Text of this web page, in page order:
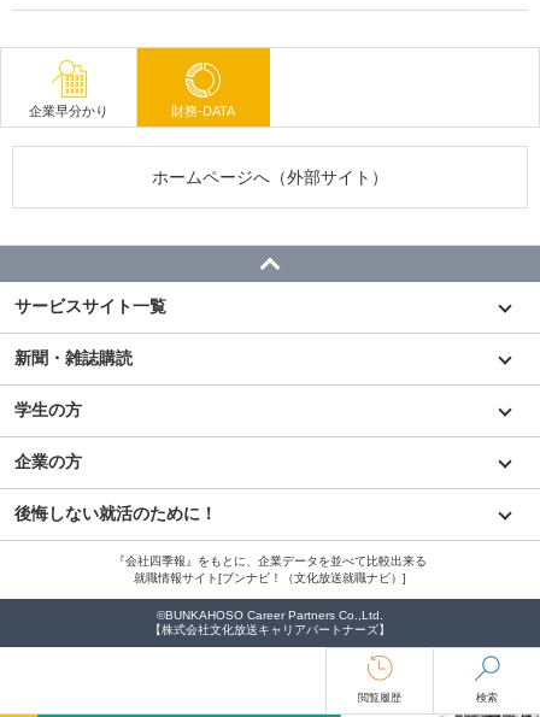
企業早分かり 財務-DATA
ホームページへ（外部サイト）
サービスサイト一覧
新聞・雑誌購読
学生の方
企業の方
後悔しない就活のために！
『会社四季報』をもとに、企業データを並べて比較出来る
就職情報サイト[ブンナビ！（文化放送就職ナビ）]
検索
閲覧履歴
©BUNKAHOSO Career Partners Co.,Ltd.
【株式会社文化放送キャリアパートナーズ】